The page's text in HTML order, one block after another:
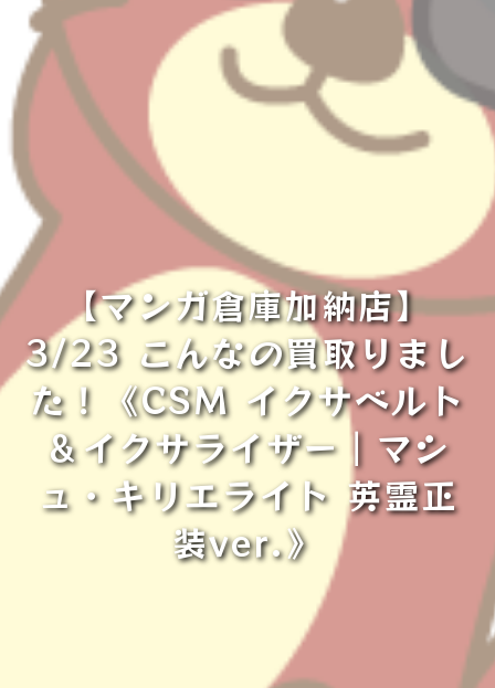
【マンガ倉庫加納店】
3/23 こんなの買取りまし
た！《CSM イクサベルト
＆イクサライザー｜マシ
ュ・キリエライト 英霊正
装ver.》